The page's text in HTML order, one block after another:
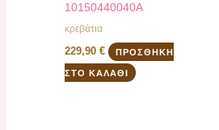
10150440040A
κρεβάτια
229,90€ ΠΡΟΣΘΉΚΗ
ΣΤΟ ΚΑΛΆΘΙ